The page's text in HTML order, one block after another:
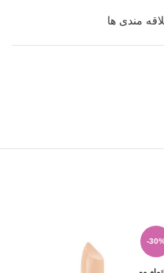
مندی ها
-